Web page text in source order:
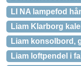
LI NA lampefod
Liam Klarborg
Liam konsolbord,
Liam loftpendel i